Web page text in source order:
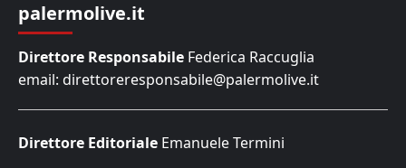
palermolive.it
Direttore Responsabile Federica Raccuglia
email: direttoreresponsabile@palermolive.it
Direttore Editoriale Emanuele Termini